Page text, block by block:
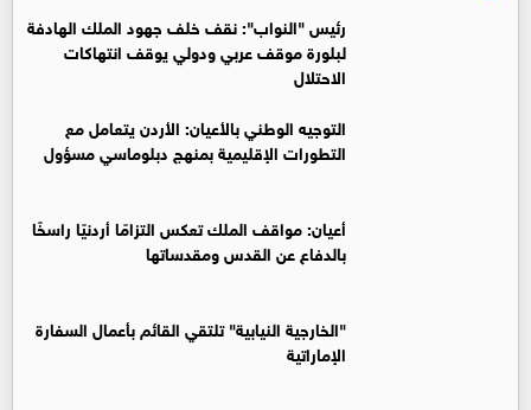
رئيس "النواب": نقف خلف جهود الملك الهادفة
لبلورة موقف عربي ودولي يوقف انتهاكات
الاحتلال
التوجيه الوطني بالأعيان: الأردن يتعامل مع
التطورات الإقليمية بمنهج دبلوماسي مسؤول
أعيان: مواقف الملك تعكس التزامًا أردنيًا راسخًا
بالدفاع عن القدس ومقدساتها
"الخارجية النيابية" تلتقي القائم بأعمال السفارة
الإماراتية